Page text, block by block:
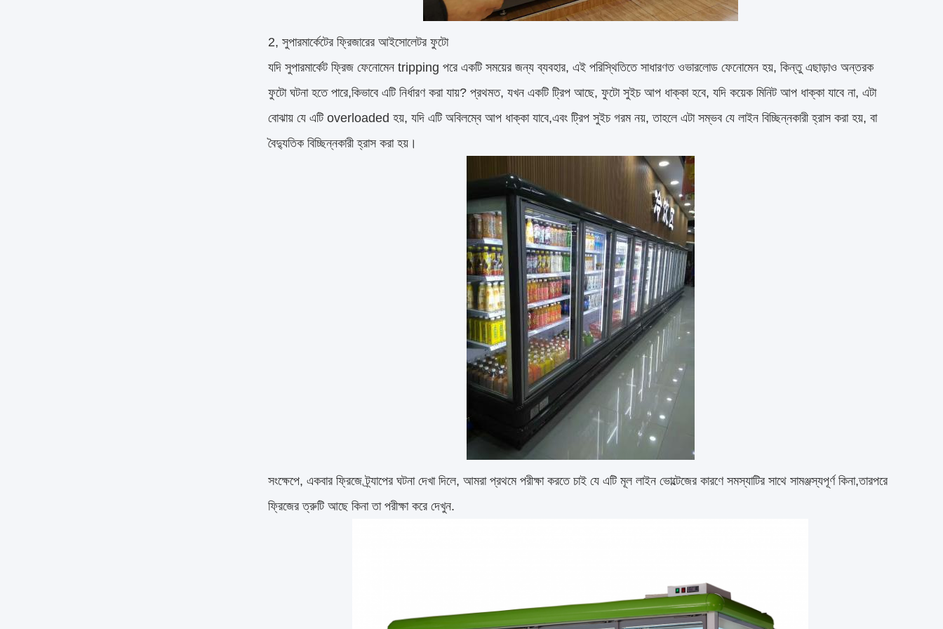
2, সুপারমার্কেটের ফ্রিজারের আইসোলেটর ফুটো
যদি সুপারমার্কেট ফ্রিজ ফেনোমেন tripping পরে একটি সময়ের জন্য ব্যবহার, এই পরিস্থিতিতে সাধারণত ওভারলোড ফেনোমেন হয়, কিন্তু এছাড়াও অন্তরক
ফুটো ঘটনা হতে পারে,কিভাবে এটি নির্ধারণ করা যায়? প্রথমত, যখন একটি ট্রিপ আছে, ফুটো সুইচ আপ ধাক্কা হবে, যদি কয়েক মিনিট আপ ধাক্কা যাবে না, এটা
বোঝায় যে এটি overloaded হয়, যদি এটি অবিলম্বে আপ ধাক্কা যাবে,এবং ট্রিপ সুইচ গরম নয়, তাহলে এটা সম্ভব যে লাইন বিচ্ছিন্নকারী হ্রাস করা হয়, বা
বৈদ্যুতিক বিচ্ছিন্নকারী হ্রাস করা হয়।
সংক্ষেপে, একবার ফ্রিজে ট্র্যাপের ঘটনা দেখা দিলে, আমরা প্রথমে পরীক্ষা করতে চাই যে এটি মূল লাইন ভোল্টেজের কারণে সমস্যাটির সাথে সামঞ্জস্যপূর্ণ কিনা,তারপরে
ফ্রিজের ত্রুটি আছে কিনা তা পরীক্ষা করে দেখুন.